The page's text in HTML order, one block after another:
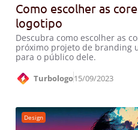
Como escolher as
logotipo
Descubra como escolher as
próximo projeto de branding
para o público dele.
Turbologo15/09/2023
Design